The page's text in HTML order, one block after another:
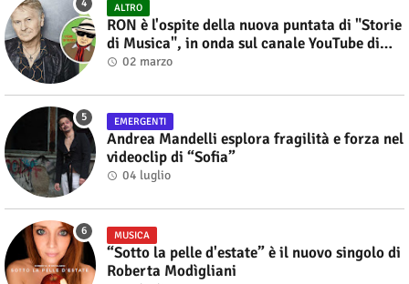
ALTRO
RON è l'ospite della nuova puntata di "Storie
di Musica", in onda sul canale YouTube di
Alberto Salerno
02 marzo
EMERGENTI
Andrea Mandelli esplora fragilità e forza nel
videoclip di “Sofia”
04 luglio
MUSICA
“Sotto la pelle d'estate” è il nuovo singolo di
Roberta Modìgliani